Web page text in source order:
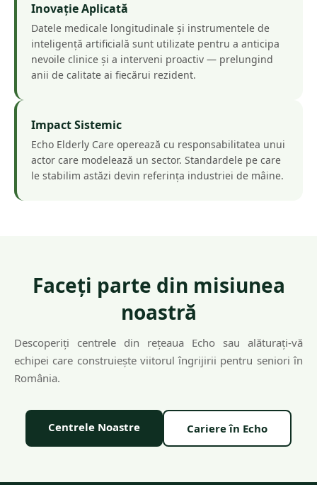
Inovație Aplicată
Datele medicale longitudinale și instrumentele de
inteligență artificială sunt utilizate pentru a anticipa
nevoile clinice și a interveni proactiv — prelungind
anii de calitate ai fiecărui rezident.
Impact Sistemic
Echo Elderly Care operează cu responsabilitatea unui
actor care modelează un sector. Standardele pe care
le stabilim astăzi devin referința industriei de mâine.
Faceți parte din misiunea
noastră
Descoperiți centrele din rețeaua Echo sau alăturați-vă
echipei care construiește viitorul îngrijirii pentru seniori în
România.
Centrele Noastre Cariere în Echo